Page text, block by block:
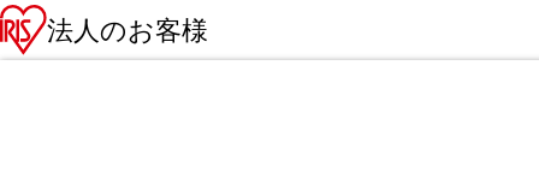
法人のお客様